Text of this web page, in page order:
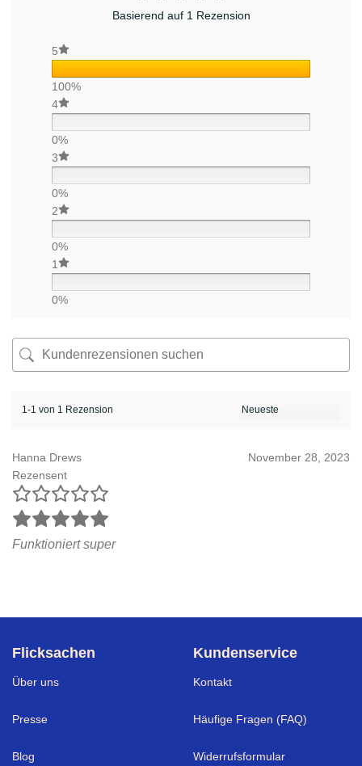
Basierend auf 1 Rezension
5
100%
4
0%
3
0%
2
0%
1
0%
1-1 von 1 Rezension
Hanna Drews
Rezensent
November 28, 2023
Funktioniert super
Flicksachen
Über uns
Presse
Blog
Kundenservice
Kontakt
Häufige Fragen (FAQ)
Widerrufsformular